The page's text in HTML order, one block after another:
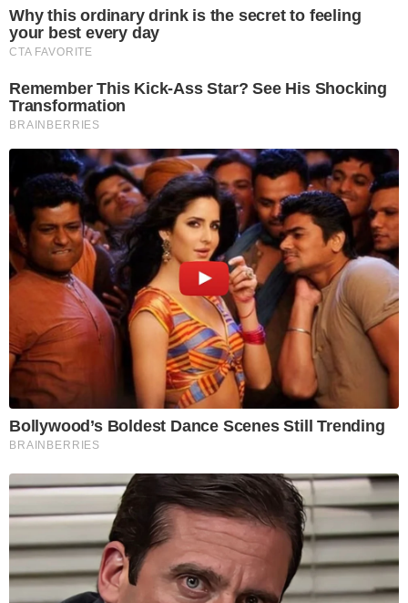
Why this ordinary drink is the secret to feeling
your best every day
CTA FAVORITE
Remember This Kick-Ass Star? See His Shocking
Transformation
BRAINBERRIES
Bollywood’s Boldest Dance Scenes Still Trending
BRAINBERRIES